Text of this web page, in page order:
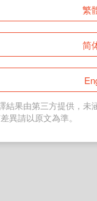
返
繁
简
結果由第三方提供，未
異請以原文為準。